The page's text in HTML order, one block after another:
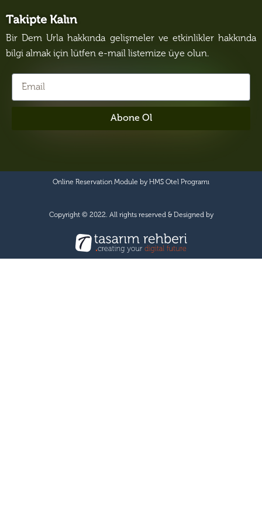
Takipte Kalın
Bir Dem Urla hakkında gelişmeler ve etkinlikler hakkında
bilgi almak için lütfen e-mail listemize üye olun.
Abone Ol
Online Reservation Module by HMS Otel Programı
Copyright © 2022. All rights reserved & Designed by